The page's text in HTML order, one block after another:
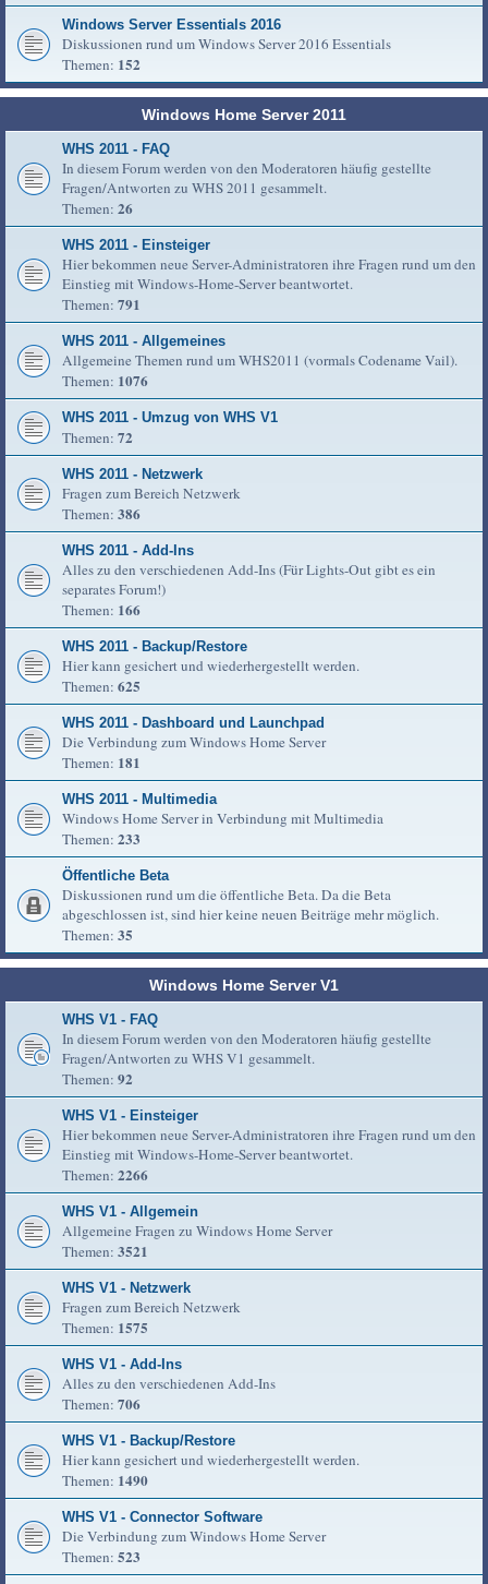
Windows Server Essentials 2016
Diskussionen rund um Windows Server 2016 Essentials
Themen: 152
Windows Home Server 2011
WHS 2011 - FAQ
In diesem Forum werden von den Moderatoren häufig gestellte
Fragen/Antworten zu WHS 2011 gesammelt.
Themen: 26
WHS 2011 - Einsteiger
Hier bekommen neue Server-Administratoren ihre Fragen rund um den
Einstieg mit Windows-Home-Server beantwortet.
Themen: 791
WHS 2011 - Allgemeines
Allgemeine Themen rund um WHS2011 (vormals Codename Vail).
Themen: 1076
WHS 2011 - Umzug von WHS V1
Themen: 72
WHS 2011 - Netzwerk
Fragen zum Bereich Netzwerk
Themen: 386
WHS 2011 - Add-Ins
Alles zu den verschiedenen Add-Ins (Für Lights-Out gibt es ein
separates Forum!)
Themen: 166
WHS 2011 - Backup/Restore
Hier kann gesichert und wiederhergestellt werden.
Themen: 625
WHS 2011 - Dashboard und Launchpad
Die Verbindung zum Windows Home Server
Themen: 181
WHS 2011 - Multimedia
Windows Home Server in Verbindung mit Multimedia
Themen: 233
Öffentliche Beta
Diskussionen rund um die öffentliche Beta. Da die Beta
abgeschlossen ist, sind hier keine neuen Beiträge mehr möglich.
Themen: 35
Windows Home Server V1
WHS V1 - FAQ
In diesem Forum werden von den Moderatoren häufig gestellte
Fragen/Antworten zu WHS V1 gesammelt.
Themen: 92
WHS V1 - Einsteiger
Hier bekommen neue Server-Administratoren ihre Fragen rund um den
Einstieg mit Windows-Home-Server beantwortet.
Themen: 2266
WHS V1 - Allgemein
Allgemeine Fragen zu Windows Home Server
Themen: 3521
WHS V1 - Netzwerk
Fragen zum Bereich Netzwerk
Themen: 1575
WHS V1 - Add-Ins
Alles zu den verschiedenen Add-Ins
Themen: 706
WHS V1 - Backup/Restore
Hier kann gesichert und wiederhergestellt werden.
Themen: 1490
WHS V1 - Connector Software
Die Verbindung zum Windows Home Server
Themen: 523